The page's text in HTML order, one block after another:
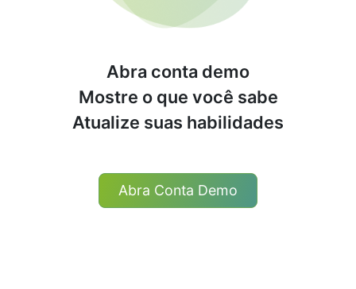
Abra conta demo
Mostre o que você sabe
Atualize suas habilidades
Abra Conta Demo